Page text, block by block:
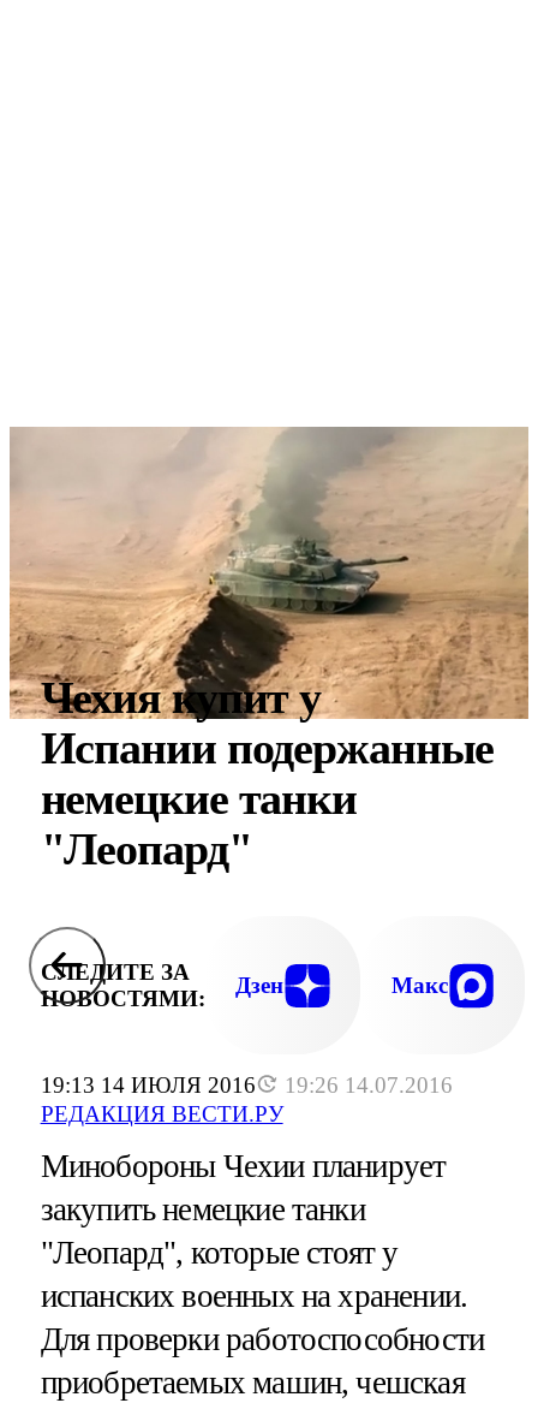
19:13 14 ИЮЛЯ 2016
19:26 14.07.2016
РЕДАКЦИЯ ВЕСТИ.РУ
Чехия купит у
Испании подержанные
немецкие танки
"Леопард"
СЛЕДИТЕ ЗА
НОВОСТЯМИ:
Дзен Макс
Минобороны Чехии планирует
закупить немецкие танки
"Леопард", которые стоят у
испанских военных на хранении.
Для проверки работоспособности
приобретаемых машин, чешская